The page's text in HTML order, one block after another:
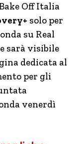
Off Italia
solo per
su Real
sarà visibile
dedicata al
per gli
venerdì